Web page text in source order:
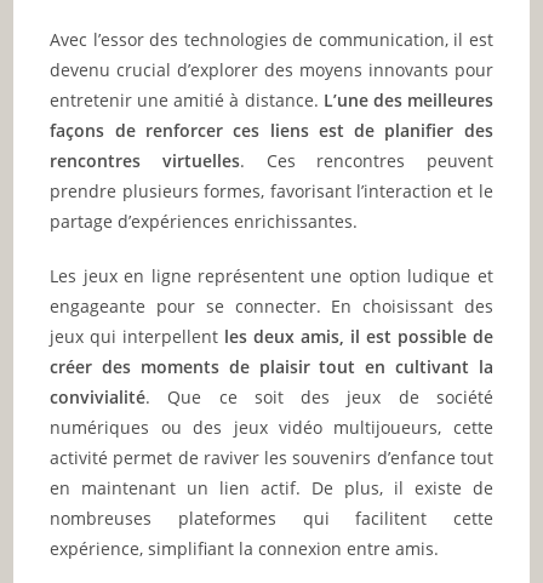
Avec l’essor des technologies de communication, il est
devenu crucial d’explorer des moyens innovants pour
entretenir une amitié à distance. L’une des meilleures
façons de renforcer ces liens est de planifier des
rencontres virtuelles. Ces rencontres peuvent
prendre plusieurs formes, favorisant l’interaction et le
partage d’expériences enrichissantes.
Les jeux en ligne représentent une option ludique et
engageante pour se connecter. En choisissant des
jeux qui interpellent les deux amis, il est possible de
créer des moments de plaisir tout en cultivant la
convivialité. Que ce soit des jeux de société
numériques ou des jeux vidéo multijoueurs, cette
activité permet de raviver les souvenirs d’enfance tout
en maintenant un lien actif. De plus, il existe de
nombreuses plateformes qui facilitent cette
expérience, simplifiant la connexion entre amis.